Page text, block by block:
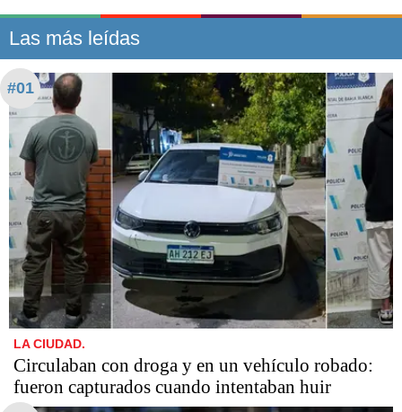
Las más leídas
#01
LA CIUDAD.
Circulaban con droga y en un vehículo robado:
fueron capturados cuando intentaban huir